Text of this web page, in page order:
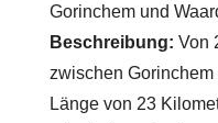
Gorinchem und
Beschreibung: Von
zwischen
Länge von 23